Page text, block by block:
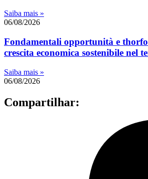
Saiba mais »
06/08/2026
Fondamentali opportunità e
crescita economica sostenibile nel
Saiba mais »
06/08/2026
Compartilhar: